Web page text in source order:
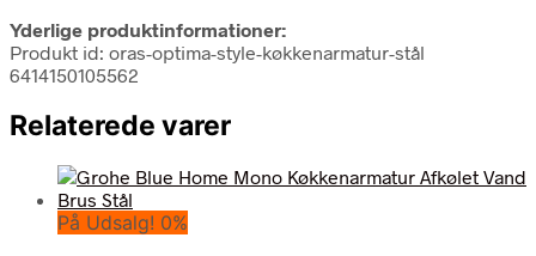
Yderlige produktinformationer:
Produkt id: oras-optima-style-køkkenarmatur-stål
6414150105562
Relaterede varer
På Udsalg! 0%